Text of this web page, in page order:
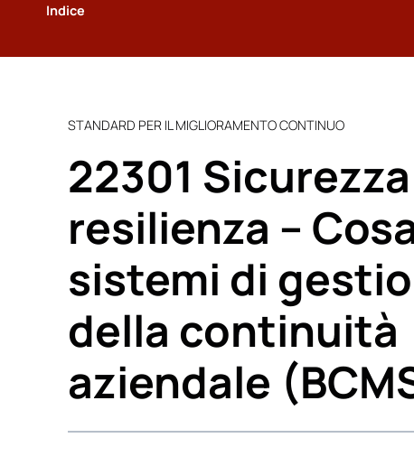
Indice
STANDARD PER IL MIGLIORAMENTO CONTINUO
22301
resilienza –
sistemi di
della continuità
aziendale